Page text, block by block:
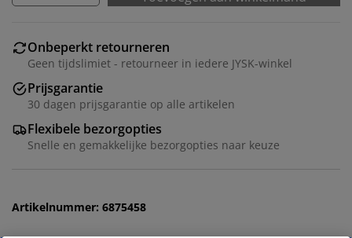
Onbeperkt retourneren
Geen tijdslimiet - retourneer in iedere JYSK-winkel
Prijsgarantie
30 dagen prijsgarantie op alle artikelen
Flexibele bezorgopties
Snelle en gemakkelijke bezorgopties naar keuze
Artikelnummer: 6875458